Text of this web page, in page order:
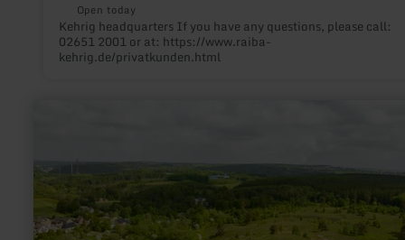
Open today
Kehrig headquarters If you have any questions, please call:
02651 2001 or at: https://www.raiba-
kehrig.de/privatkunden.html
am
Schlangenberg
Pflege
für
die